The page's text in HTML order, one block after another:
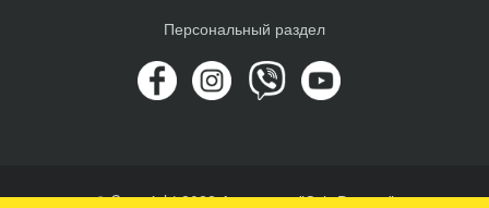
Персональный раздел
© Copyright 2022 Агроцентр "Світ Рослин"